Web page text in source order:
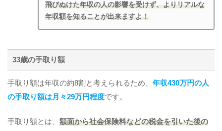
飛びぬけた年収の人の影響を受けず、よりリアルな
年収額を知ることが出来ますよ！
33歳の手取り額
手取り額は年収の約8割と考えられるため、 年収430万円の人
の手取り額は月々29万円程度です。
手取り額とは、 額面から社会保険料などの税金を引いた後の